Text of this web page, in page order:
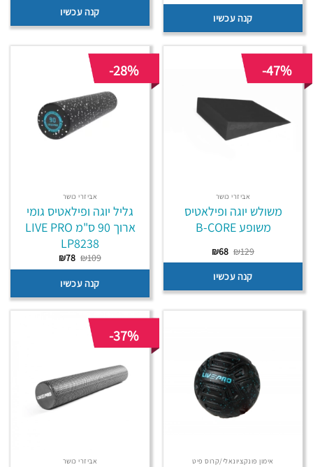
קנה עכשיו
קנה עכשיו
-47%
אביזרי כושר
משולש יוגה ופילאטיס
משופע B-CORE
₪129 המחיר
המקורי
₪129.
₪68
הנוכחי
קנה עכשיו
-28%
אביזרי כושר
גליל יוגה ופילאטיס גומי
ארוך 90 ס"מ LIVE PRO
LP8238
₪109 המחיר
המקורי
₪109.
₪78
קנה עכשיו
אימון פונקציונאלי/קרוס פיט
-37%
אביזרי כושר